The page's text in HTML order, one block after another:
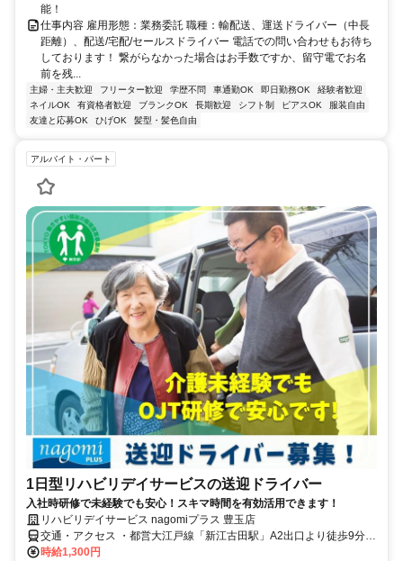
能！
仕事内容 雇用形態：業務委託 職種：輸配送、運送ドライバー（中長
距離）、配送/宅配/セールスドライバー 電話での問い合わせもお待ち
しております！ 繋がらなかった場合はお手数ですか、留守電でお名
前を残...
主婦・主夫歓迎 フリーター歓迎 学歴不問 車通勤OK 即日勤務OK
経験者歓迎
ネイルOK
有資格者歓迎 ブランクOK 長期歓迎 シフト制 ピアスOK
服装自由
友達と応募OK
ひげOK 髪型・髪色自由
アルバイト・パート
1日型リハビリデイサービスの送迎ドライバー
入社時研修で未経験でも安心！スキマ時間を有効活用できます！
リハビリデイサービス nagomiプラス 豊玉店
交通・アクセス ・都営大江戸線「新江古田駅」A2出口より徒歩9分
・西武池袋線・都営大江戸線「練馬駅」南口より徒歩16分 ・西武池
時給1,300円